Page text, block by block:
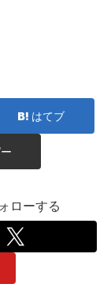
はてブ
ローする